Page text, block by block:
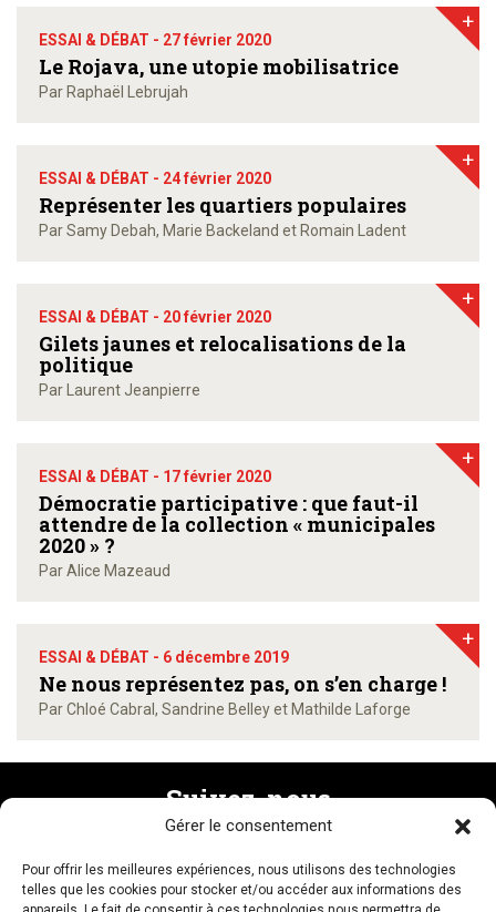
Gérer le consentement
Pour offrir les meilleures expériences, nous utilisons des technologies
telles que les cookies pour stocker et/ou accéder aux informations des
ESSAI & DÉBAT - 27 février 2020
Le Rojava, une utopie mobilisatrice
Par Raphaël Lebrujah
+
ESSAI & DÉBAT - 24 février 2020
Représenter les quartiers populaires
Par Samy Debah, Marie Backeland et Romain Ladent
+
ESSAI & DÉBAT - 20 février 2020
Gilets jaunes et relocalisations de la
politique
Par Laurent Jeanpierre
+
ESSAI & DÉBAT - 17 février 2020
Démocratie participative : que faut-il
attendre de la collection « municipales
2020 » ?
Par Alice Mazeaud
+
ESSAI & DÉBAT - 6 décembre 2019
Ne nous représentez pas, on s’en charge !
Par Chloé Cabral, Sandrine Belley et Mathilde Laforge
+
Suivez-nous
Recevez la newsletter